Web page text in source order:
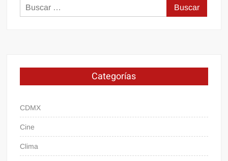
Buscar:
Categorías
CDMX
Cine
Clima